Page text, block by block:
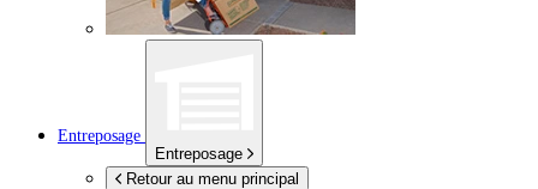
Entreposage
Entreposage
Retour au menu principal